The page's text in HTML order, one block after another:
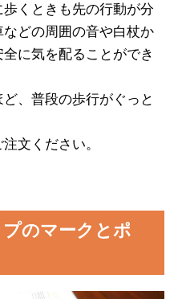
くときも先の行動が分
どの周囲の音や白杖か
に気を配ることができ
、普段の歩行がぐっと
文ください。
のマークとポ